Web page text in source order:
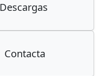
Descargas
Contacta